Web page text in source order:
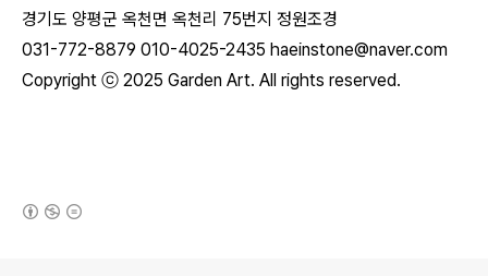
경기도 양평군 옥천면 옥천리 75번지 정원조경
031-772-8879 010-4025-2435 haeinstone@naver.com
Copyright ⓒ 2025 Garden Art. All rights reserved.